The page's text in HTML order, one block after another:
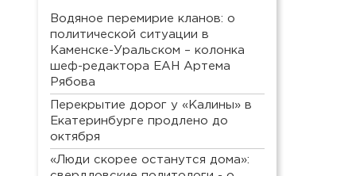
Водяное перемирие кланов: о
политической ситуации в
Каменске-Уральском – колонка
шеф-редактора ЕАН Артема
Рябова
Перекрытие дорог у «Калины» в
Екатеринбурге продлено до
октября
«Люди скорее останутся дома»: